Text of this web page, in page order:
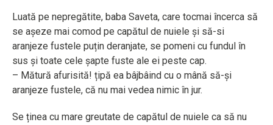
Luată pe nepregătite, baba Saveta, care tocmai încerca să
se așeze mai comod pe capătul de nuiele și să-si
aranjeze fustele puțin deranjate, se pomeni cu fundul în
sus și toate cele șapte fuste ale ei peste cap.
– Mătură afurisită! țipă ea bâjbâind cu o mână să-și
aranjeze fustele, că nu mai vedea nimic în jur.
Se ținea cu mare greutate de capătul de nuiele ca să nu